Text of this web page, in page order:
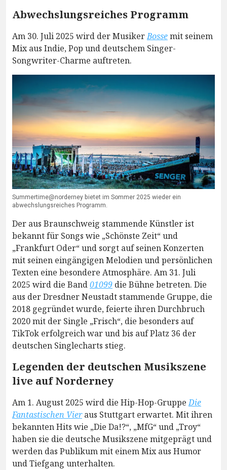
Abwechslungsreiches Programm
Am 30. Juli 2025 wird der MusikerBossemit seinem
Mix aus Indie, Pop und deutschem Singer-
Songwriter-Charme auftreten.
Summertime@norderney bietet im Sommer 2025 wieder ein
abwechslungsreiches Programm.
Der aus Braunschweig stammende Künstler ist
bekannt für Songs wie „Schönste Zeit“ und
„Frankfurt Oder“ und sorgt auf seinen Konzerten
mit seinen eingängigen Melodien und persönlichen
Texten eine besondere Atmosphäre. Am 31. Juli
2025 wird die Band01099 die Bühne betreten. Die
aus der Dresdner Neustadt stammende Gruppe, die
2018 gegründet wurde, feierte ihren Durchbruch
2020 mit der Single „Frisch“, die besonders auf
TikTok erfolgreich war und bis auf Platz 36 der
deutschen Singlecharts stieg.
Legenden der deutschen Musikszene
live auf Norderney
Am 1. August 2025 wird die Hip-Hop-GruppeDie
Fantastischen Vieraus Stuttgart erwartet. Mit ihren
bekannten Hits wie „Die Da!?“, „MfG“ und „Troy“
haben sie die deutsche Musikszene mitgeprägt und
werden das Publikum mit einem Mix aus Humor
und Tiefgang unterhalten.